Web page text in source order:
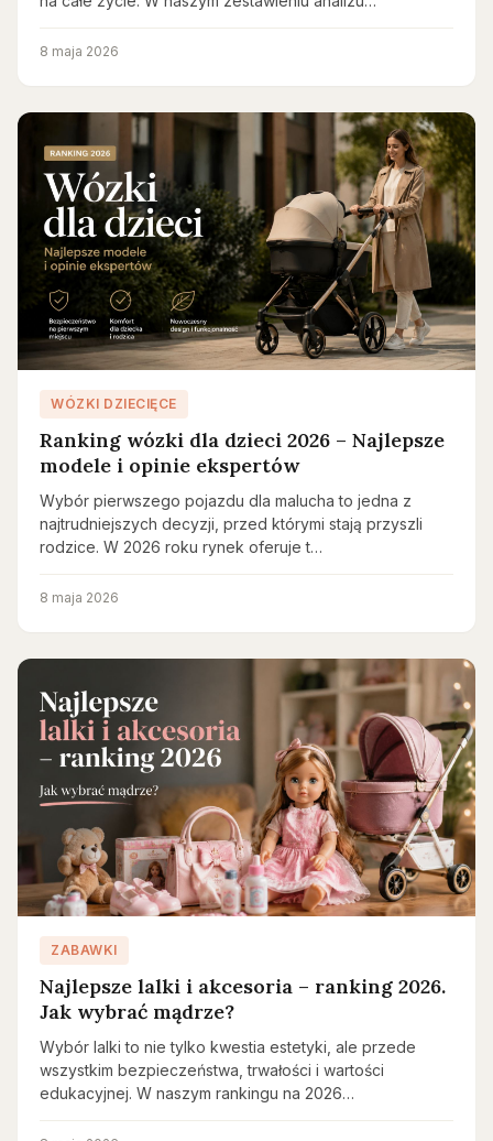
8 maja 2026
WÓZKI DZIECIĘCE
Ranking wózki dla dzieci 2026 – Najlepsze
modele i opinie ekspertów
Wybór pierwszego pojazdu dla malucha to jedna z
najtrudniejszych decyzji, przed którymi stają przyszli
rodzice. W 2026 roku rynek oferuje t…
8 maja 2026
ZABAWKI
Najlepsze lalki i akcesoria – ranking 2026.
Jak wybrać mądrze?
Wybór lalki to nie tylko kwestia estetyki, ale przede
wszystkim bezpieczeństwa, trwałości i wartości
edukacyjnej. W naszym rankingu na 2026…